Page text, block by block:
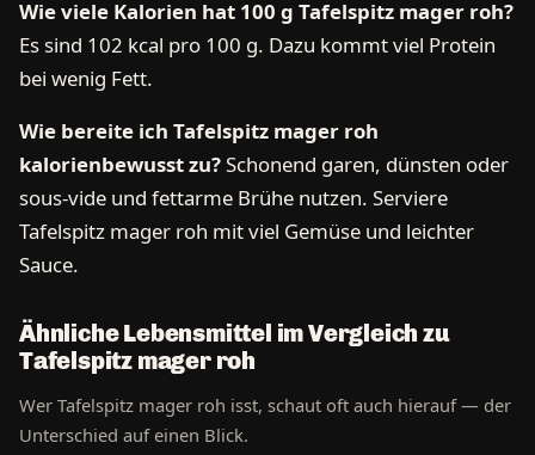
Wie viele Kalorien hat 100 g Tafelspitz mager roh?
Es sind 102 kcal pro 100 g. Dazu kommt viel Protein
bei wenig Fett.
Wie bereite ich Tafelspitz mager roh
kalorienbewusst zu?Schonend garen, dünsten oder
sous-vide und fettarme Brühe nutzen. Serviere
Tafelspitz mager roh mit viel Gemüse und leichter
Sauce.
Ähnliche Lebensmittel im Vergleich zu
Tafelspitz mager roh
Wer Tafelspitz mager roh isst, schaut oft auch hierauf — der
Unterschied auf einen Blick.